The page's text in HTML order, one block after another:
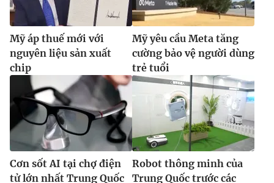
Mỹ áp thuế mới với
nguyên liệu sản xuất
chip
Mỹ yêu cầu Meta tăng
cường bảo vệ người dùng
trẻ tuổi
Cơn sốt AI tại chợ điện
tử lớn nhất Trung Quốc
Robot thông minh của
Trung Quốc trước các